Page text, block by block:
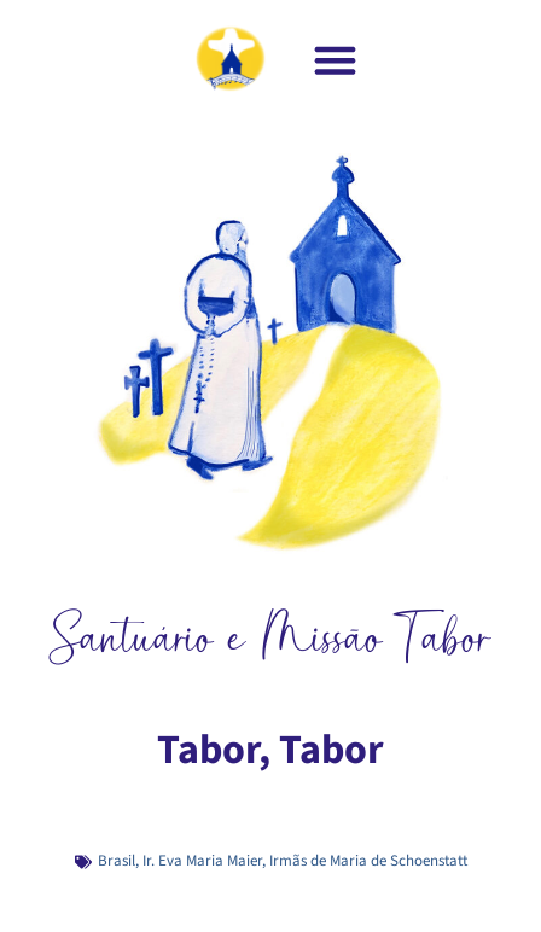
Santuário e Missão Tabor
Tabor, Tabor
Brasil, Ir. Eva Maria Maier, Irmãs de Maria de Schoenstatt